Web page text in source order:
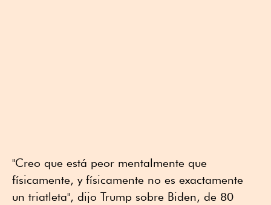
"Creo que está peor mentalmente que
físicamente, y físicamente no es exactamente
un triatleta", dijo Trump sobre Biden, de 80